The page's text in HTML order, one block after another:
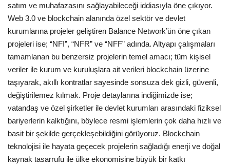
satım ve muhafazasını sağlayabileceği iddiasıyla öne çıkıyor.
Web 3.0 ve blockchain alanında özel sektör ve devlet
kurumlarına projeler geliştiren Balance Network’ün öne çıkan
projeleri ise; “NFI”, “NFR” ve “NFF” adında. Altyapı çalışmaları
tamamlanan bu benzersiz projelerin temel amacı; tüm kişisel
veriler ile kurum ve kuruluşlara ait verileri blockchain üzerine
taşıyarak, akıllı kontratlar sayesinde sonsuza dek gizli, güvenli,
değiştirilemez kılmak. Proje detaylarına indiğimizde ise;
vatandaş ve özel şirketler ile devlet kurumları arasındaki fiziksel
bariyerlerin kalktığını, böylece resmi işlemlerin çok daha hızlı ve
basit bir şekilde gerçekleşebildiğini görüyoruz. Blockchain
teknolojisi ile hayata geçecek projelerin sağladığı enerji ve doğal
kaynak tasarrufu ile ülke ekonomisine büyük bir katkı